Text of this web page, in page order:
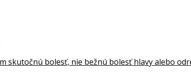
skutočnú bolesť, nie bežnú bolesť hlavy alebo